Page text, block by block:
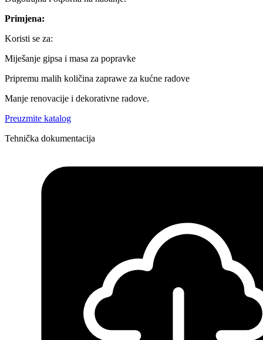
Primjena:
Koristi se za:
Miješanje gipsa i masa za popravke
Pripremu malih količina zaprawe za kućne radove
Manje renovacije i dekorativne radove.
Preuzmite katalog
Tehnička dokumentacija